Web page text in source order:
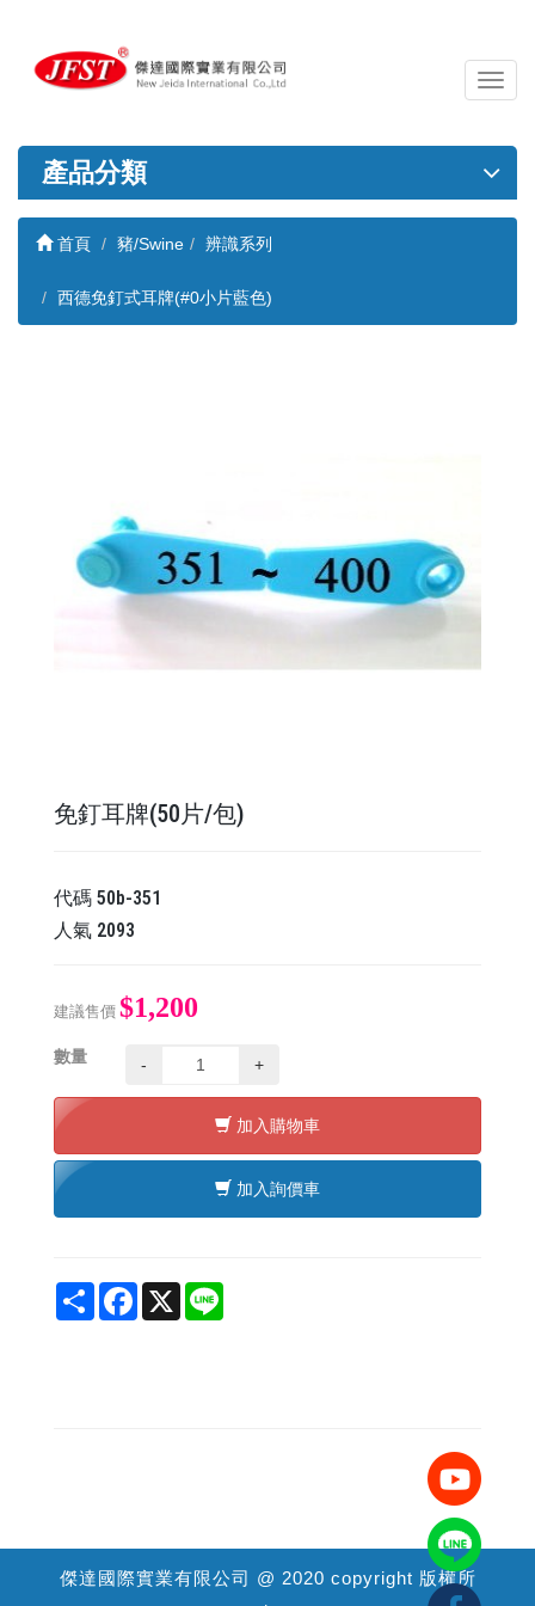
導
覽
關
產品分類
首頁 豬/Swine 辨識系列
西德免釘式耳牌(#0小片藍色)
免釘耳牌(50片/包)
代碼 50b-351
人氣 2093
建議售價 $1,200
數量 - +
加入購物車
加入詢價車
Share Facebook
X
傑達國際實業有限公司 @ 2020 copyright 版權所